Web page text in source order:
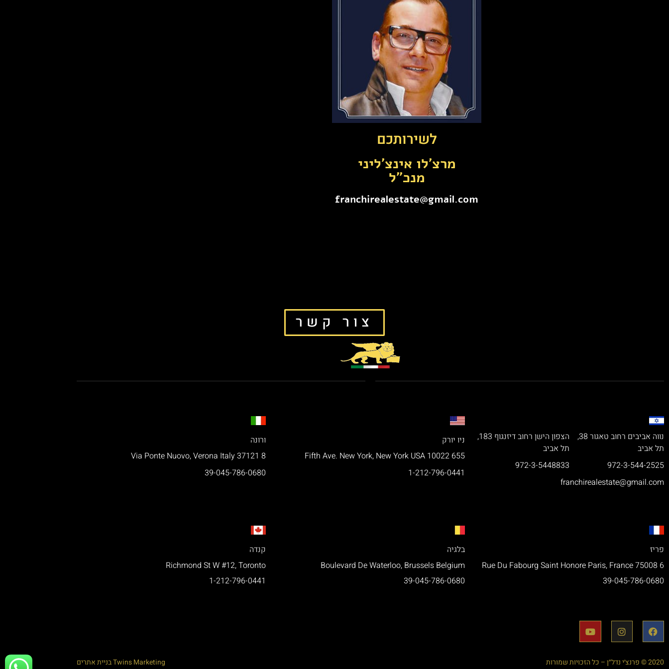
לשירותכם
מרצ'לו אינצ'ליני
מנכ"ל
franchirealestate@gmail.com
צור קשר
נווה אביבים רחוב טאגור 38,
תל אביב
972-3-544-2525
הצפון הישן רחוב דיזנגוף 183,
תל אביב
972-3-5448833
franchirealestate@gmail.com
ניו יורק
655 Fifth Ave. New York, New York USA 10022
1-212-796-0441
ורונה
8 Via Ponte Nuovo, Verona Italy 37121
39-045-786-0680
פריז
6 Rue Du Fabourg Saint Honore Paris, France 75008
39-045-786-0680
בלגיה
Boulevard De Waterloo, Brussels Belgium
39-045-786-0680
קנדה
Richmond St W #12, Toronto
1-212-796-0441
2020 © פרנצ׳י נדל״ן – כל הזכויות שמורות Twins Marketingבניית אתרים